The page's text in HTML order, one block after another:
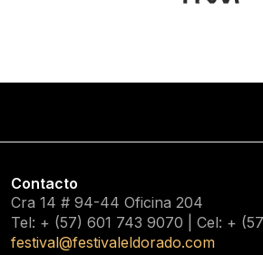
Contacto
Cra 14 # 94-44 Oficina 204
Tel: + (57) 601 743 9070 | Cel: +
festival@festivaleldorado.com